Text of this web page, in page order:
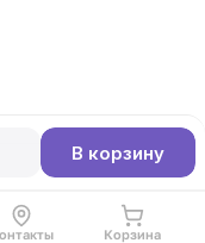
Корзина
В корзину